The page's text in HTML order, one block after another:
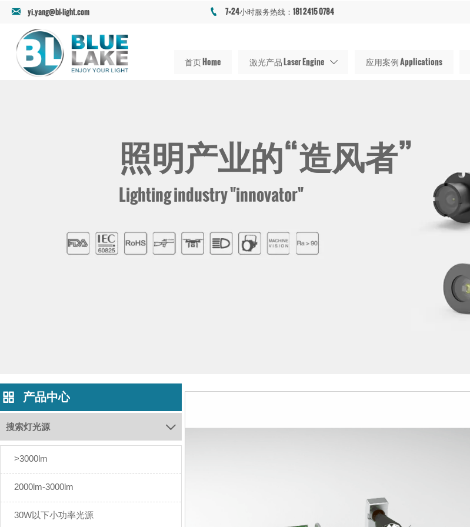
 yi.yang@bl-light.com  7×24小时服务热线：181 2415 0784
首页 Home 激光产品 Laser Engine  应用案例 Applications
照明产业的“造风者”
Lighting industry "innovator"
 产品中心
搜索灯光源 
>3000lm
2000lm-3000lm
30W以下小功率光源